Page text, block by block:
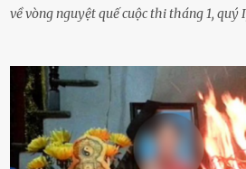
về vòng nguyệt quế cuộc thi tháng 1,
chưa phù hợp, gây xôn xao, bức xúc
Trường THPT Chuyên Nguyễn Tất
khoản Chu Vinh là của học sinh Chu
của nhà trường. Nam sinh này từng
vòng nguyệt quế cuộc thi tháng 1, quý I,